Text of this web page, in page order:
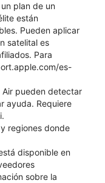
plan de un
están
Pueden aplicar
satelital es
Para
es-
Air pueden detectar
ayuda. Requiere
regiones donde
disponible en
sobre la